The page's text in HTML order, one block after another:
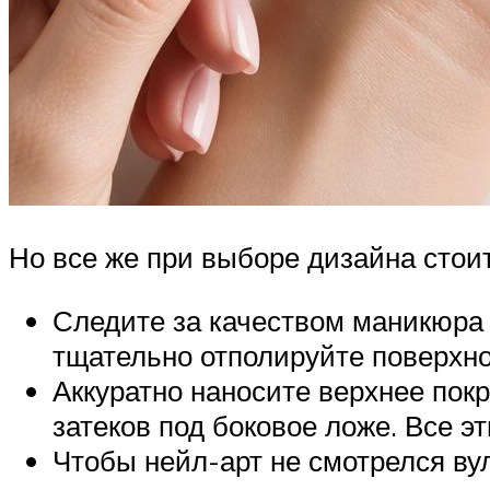
Но все же при выборе дизайна
Следите за качеством
тщательно отполируйте
Аккуратно наносите верхнее
затеков под боковое ложе. Все
Чтобы нейл-арт не смотрелся